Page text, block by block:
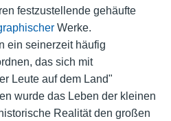
festzustellende gehäufte
Werke.
ein seinerzeit häufig
das sich mit
Leute auf dem Land"
wurde das Leben der kleinen
Realität den großen